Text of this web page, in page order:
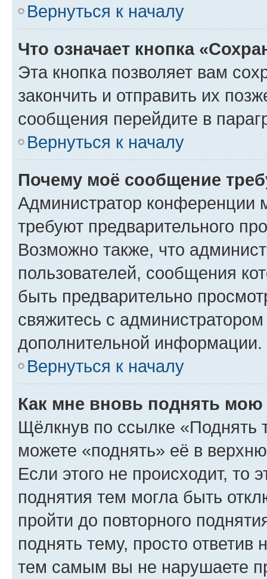
Вернуться к началу
Что означает кнопка
Эта кнопка позволяет вам
закончить и отправить их
сообщения перейдите в
Вернуться к началу
Почему моё сообщение
Администратор конференции
требуют предварительного
Возможно также, что
пользователей, сообщения
быть предварительно
свяжитесь с
дополнительной информации.
Вернуться к началу
Как мне вновь поднять мою
Щёлкнув по ссылке «Поднять
можете «поднять» её в
Если этого не происходит, то
поднятия тем могла быть
пройти до повторного
поднять тему, просто ответив
тем самым вы не нарушаете